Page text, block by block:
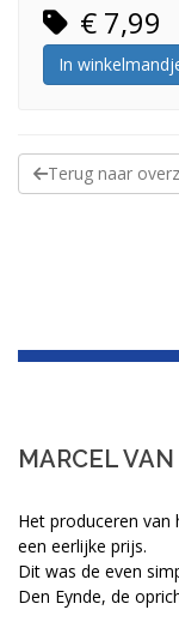
€ 7,99
In
Terug naar
MARCEL
Het produceren
een eerlijke prijs.
Dit was de even
Den Eynde, de